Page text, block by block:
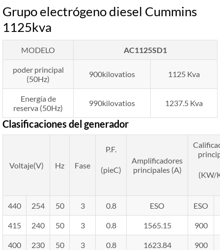
Grupo electrógeno diesel Cummins
1125kva
MODELO AC1125SD1
poder principal
(50Hz)
900kilovatios 1125 Kva
Energía de
reserva (50Hz)
990kilovatios 1237.5 Kva
Clasificaciones del generador
Voltaje(V) Hz Fase
P.F.
(pieC)
Amplificadores
principales (A)
(KW/
440 254 50 3 0.8 ESO ESO
415 240 50 3 0.8 1565.15 900
400 230 50 3 0.8 1623.84 900